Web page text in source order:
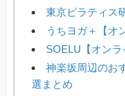
東京ピラティス
うちヨガ＋【オ
SOELU【オンラ
神楽坂周辺のお
選まとめ